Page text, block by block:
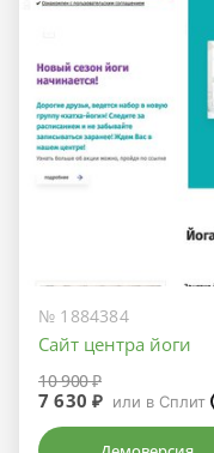
№ 1884384
Сайт центра йоги
10 900 ₽
7 630 ₽ или в Сплит